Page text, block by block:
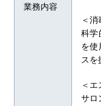
業務内容
＜消
科学
を使
スを
＜エ
サロ